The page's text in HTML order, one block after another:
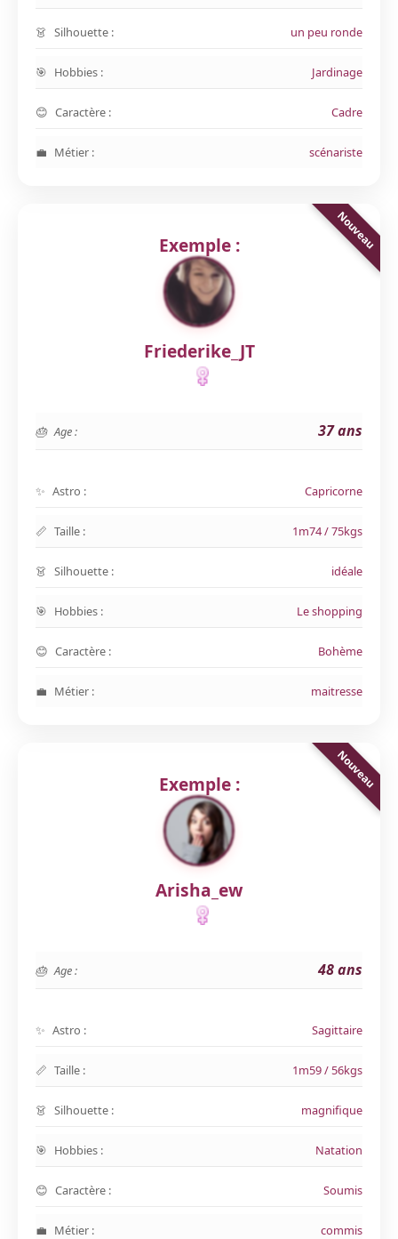
Silhouette : un peu ronde
Hobbies : Jardinage
Caractère : Cadre
Métier : scénariste
Exemple :
Friederike_JT
Age : 37 ans
Astro : Capricorne
Taille : 1m74 / 75kgs
Silhouette : idéale
Hobbies : Le shopping
Caractère : Bohème
Métier : maitresse
Exemple :
Arisha_ew
Age : 48 ans
Astro : Sagittaire
Taille : 1m59 / 56kgs
Silhouette : magnifique
Hobbies : Natation
Caractère : Soumis
Métier : commis